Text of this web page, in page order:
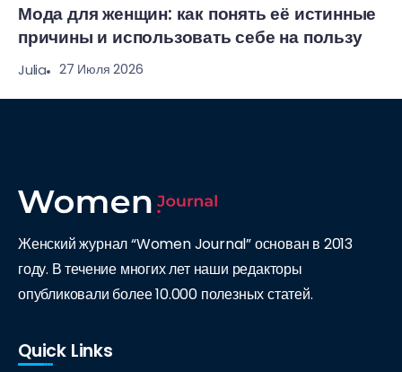
Мода для женщин: как понять её истинные
причины и использовать себе на пользу
Julia 27 Июля 2026
Женский журнал “Women Journal” основан в 2013
году. В течение многих лет наши редакторы
опубликовали более 10.000 полезных статей.
Quick Links